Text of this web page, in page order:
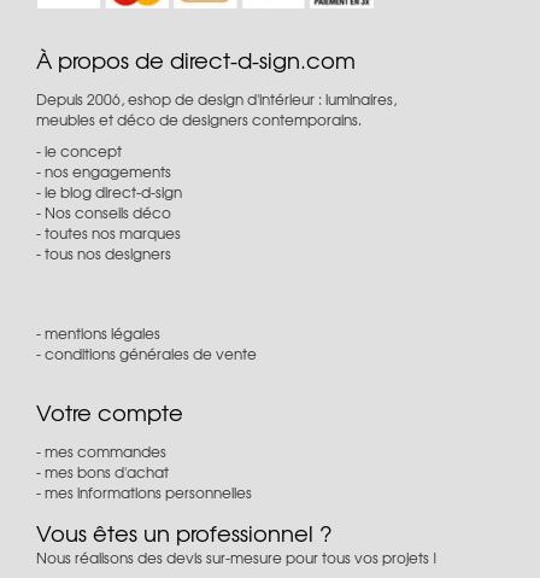
À propos de direct-d-sign.com
Depuis 2006, eshop de design d'intérieur : luminaires,
meubles et déco de designers contemporains.
le concept
nos engagements
le blog direct-d-sign
Nos conseils déco
toutes nos marques
tous nos designers
mentions légales
conditions générales de vente
Votre compte
mes commandes
mes bons d'achat
mes informations personnelles
Vous êtes un professionnel ?
Nous réalisons des devis sur-mesure pour tous vos projets !